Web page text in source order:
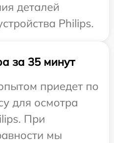
деталей
Philips.
за 35 минут
приедет по
для осмотра
При
мы